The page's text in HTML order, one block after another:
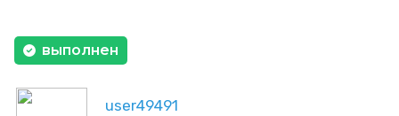
user49491
выполнен